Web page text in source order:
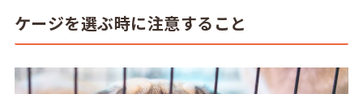
ケージを選ぶ時に注意すること